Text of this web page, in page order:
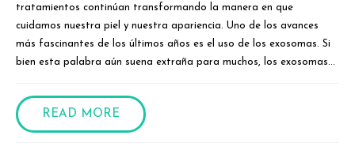
tratamientos continúan transformando la manera en que
cuidamos nuestra piel y nuestra apariencia. Uno de los avances
más fascinantes de los últimos años es el uso de los exosomas. Si
bien esta palabra aún suena extraña para muchos, los exosomas...
READ MORE